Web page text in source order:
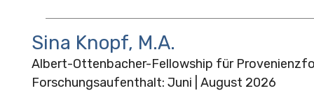
Sina Knopf, M.A.
Albert-Ottenbacher-Fellowship für
Forschungsaufenthalt: Juni | August 2026